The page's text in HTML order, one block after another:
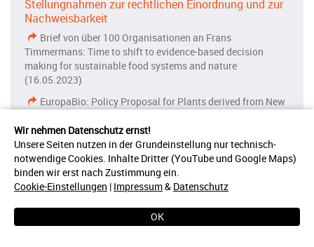
Wir nehmen Datenschutz ernst!
Unsere Seiten nutzen in der Grundeinstellung nur technisch-
notwendige Cookies. Inhalte Dritter (YouTube und Google Maps)
binden wir erst nach Zustimmung ein.
Cookie-Einstellungen | Impressum& Datenschutz
OK
Stellungnahmen zur rechtlichen Einordnung und zur
Nachweisbarkeit
Brief von über 100 Organisationen an Frans
Timmermans: Time to shift to evidence-based decision
making for sustainable food systems and nature
(16.05.2023)
EuropaBio: Policy Proposal for Plants derived from New
GeneBEcon, Technical Report: Regulatory Options for
New Genomic Techniques in the European Union (Februar
2023)
Ständige Senatskommission für Grundsatzfragen der
(DFG): Für eine zeitgemäße Regulierung der Produkte neuer
Züchtungstechniken als Beitrag zur Bewältigung multipler